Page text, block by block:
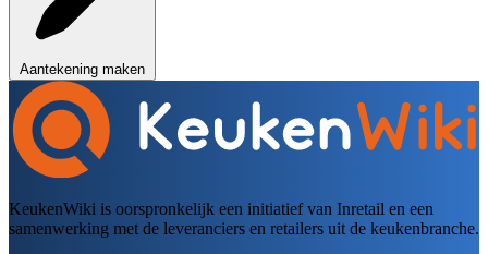
Aantekening maken
KeukenWiki is oorspronkelijk een initiatief van Inretail en een
samenwerking met de leveranciers en retailers uit de keukenbranche.